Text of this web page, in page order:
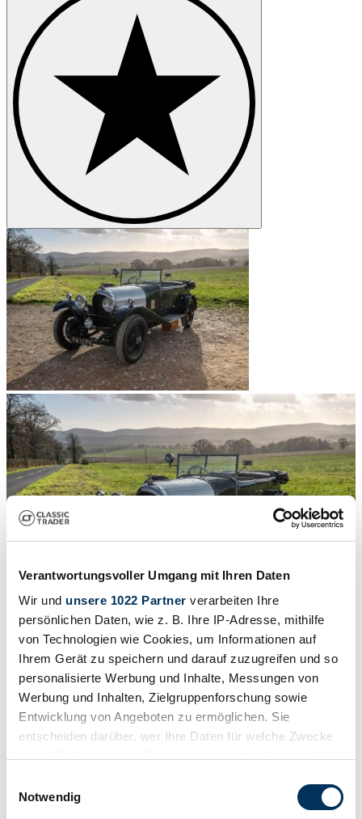
Verantwortungsvoller Umgang mit Ihren Daten
Wir und unsere 1022 Partner verarbeiten Ihre
persönlichen Daten, wie z. B. Ihre IP-Adresse, mithilfe
von Technologien wie Cookies, um Informationen auf
Ihrem Gerät zu speichern und darauf zuzugreifen und so
personalisierte Werbung und Inhalte, Messungen von
Werbung und Inhalten, Zielgruppenforschung sowie
Entwicklung von Angeboten zu ermöglichen. Sie
entscheiden darüber, wer Ihre Daten für welche Zwecke
Trigger Symbol ändern oder widerrufen
Notwendig
/18
1925 | Bentley 3 Litre
Prezzo su richiesta